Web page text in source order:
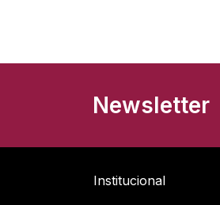
Newsletter
Institucional